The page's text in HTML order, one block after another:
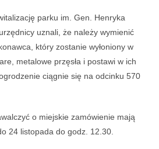
parku im. Gen. Henryka
uznali, że należy wymienić
który zostanie wyłoniony w
metalowe przęsła i postawi w ich
ciągnie się na odcinku 570
o miejskie zamówienie mają
24 listopada do godz. 12.30.